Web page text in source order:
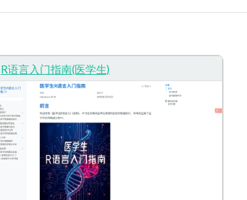
R语言入门指南(医学生)